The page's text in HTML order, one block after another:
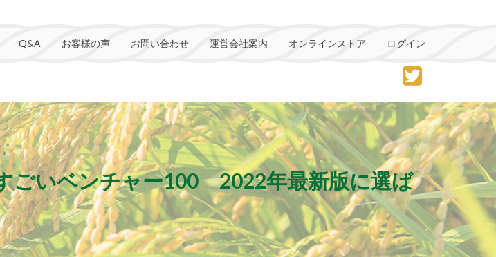
ログイン
オンラインストア
運営会社案内
お問い合わせ
お客様の声
Q&A
ごいベンチャー100 2022年最新版に選ば